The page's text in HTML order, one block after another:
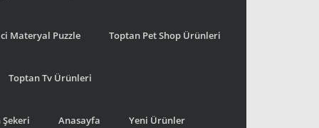
Materyal Puzzle Toptan Pet Shop Ürünleri
Toptan Tv Ürünleri
Anasayfa Yeni Ürünler